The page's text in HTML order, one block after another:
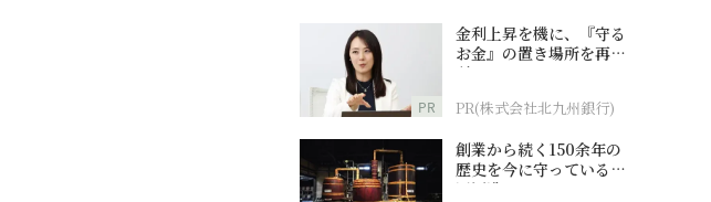
PR
金利上昇を機に、『守る
お金』の置き場所を再検
討
PR(株式会社北九州銀行)
創業から続く150余年の
歴史を今に守っている濵
田酒造